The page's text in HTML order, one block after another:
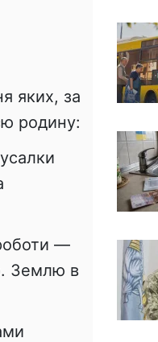
яких, за
родину:
—
Землю в